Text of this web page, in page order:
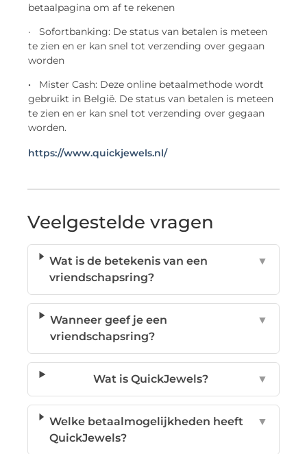
betaalpagina om af te rekenen
· Sofortbanking: De status van betalen is meteen
te zien en er kan snel tot verzending over gegaan
worden
· Mister Cash: Deze online betaalmethode wordt
gebruikt in België. De status van betalen is meteen
te zien en er kan snel tot verzending over gegaan
worden.
https://www.quickjewels.nl/
Veelgestelde vragen
Wat is de betekenis van een
vriendschapsring?
▼
Wanneer geef je een
vriendschapsring?
▼
Wat is QuickJewels? ▼
Welke betaalmogelijkheden heeft
QuickJewels?
▼